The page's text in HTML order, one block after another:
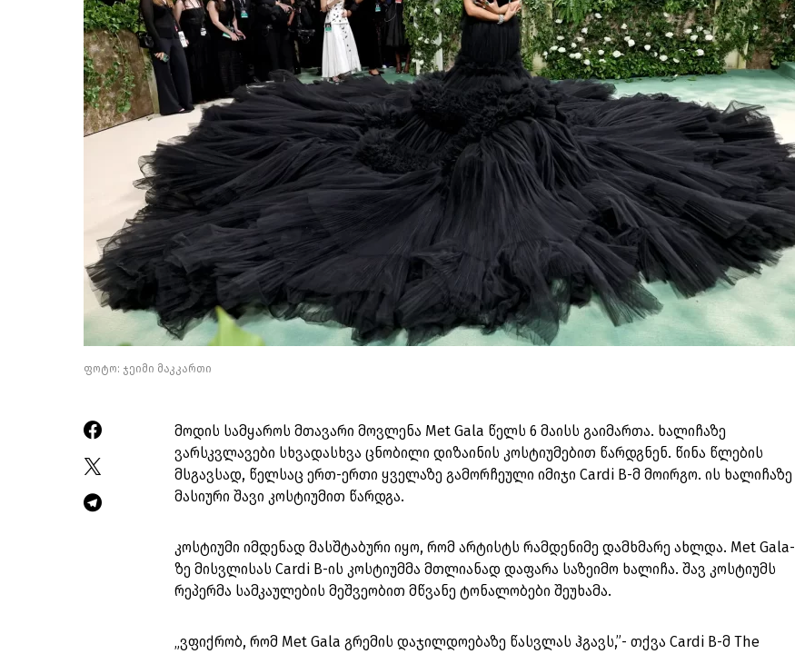
ფოტო: ჯეიმი მაკკართი
მოდის სამყაროს მთავარი მოვლენა Met Gala წელს 6 მაისს გაიმართა. ხალიჩაზე
ვარსკვლავები სხვადასხვა ცნობილი დიზაინის კოსტიუმებით წარდგნენ. წინა წლების
მსგავსად, წელსაც ერთ-ერთი ყველაზე გამორჩეული იმიჯი Cardi B-მ მოირგო. ის ხალიჩაზე
მასიური შავი კოსტიუმით წარდგა.
კოსტიუმი იმდენად მასშტაბური იყო, რომ არტისტს რამდენიმე დამხმარე ახლდა. Met Gala-
ზე მისვლისას Cardi B-ის კოსტიუმმა მთლიანად დაფარა საზეიმო ხალიჩა. შავ კოსტიუმს
რეპერმა სამკაულების მეშვეობით მწვანე ტონალობები შეუხამა.
„ვფიქრობ, რომ Met Gala გრემის დაჯილდოებაზე წასვლას ჰგავს,”- თქვა Cardi B-მ The